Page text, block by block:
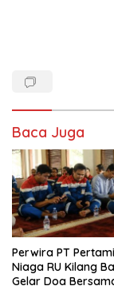
Baca Juga
Perwira PT
Niaga RU Kilang
Gelar Doa